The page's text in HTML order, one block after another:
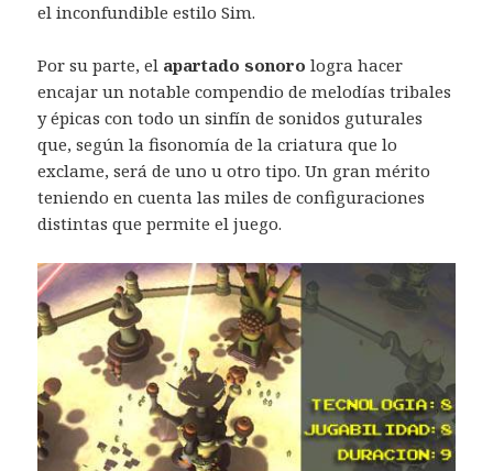
el inconfundible estilo Sim.
Por su parte, el apartado sonoro logra hacer
encajar un notable compendio de melodías tribales
y épicas con todo un sinfín de sonidos guturales
que, según la fisonomía de la criatura que lo
exclame, será de uno u otro tipo. Un gran mérito
teniendo en cuenta las miles de configuraciones
distintas que permite el juego.